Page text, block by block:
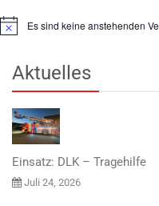
HinweisEs sind keine anstehenden
Aktuelles
Einsatz: DLK – Tragehilfe
Juli 24, 2026